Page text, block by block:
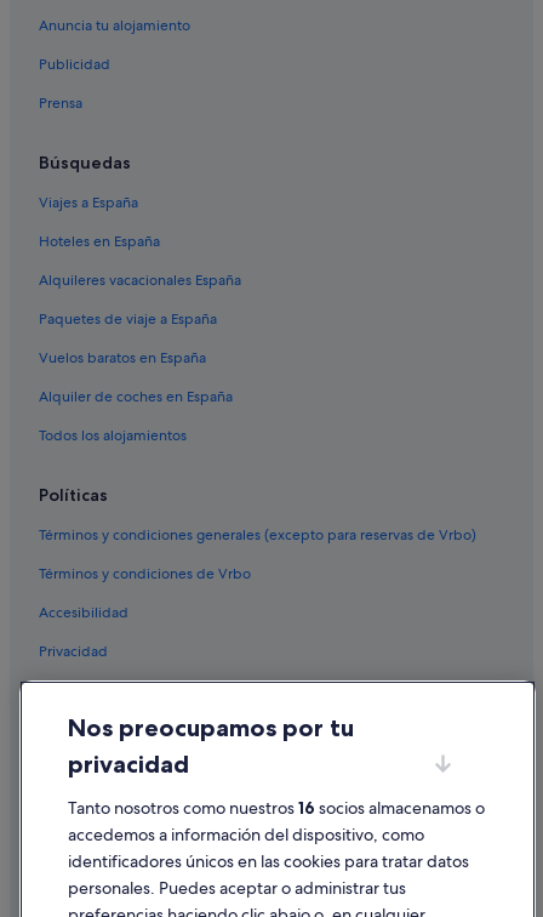
Anuncia tu alojamiento
Publicidad
Prensa
Búsquedas
Viajes a España
Hoteles en España
Alquileres vacacionales España
Paquetes de viaje a España
Vuelos baratos en España
Alquiler de coches en España
Todos los alojamientos
Políticas
Términos y condiciones generales (excepto para reservas de Vrbo)
Términos y condiciones de Vrbo
Accesibilidad
Privacidad
Cookies
Condiciones de uso
Información legal/contacto
Pautas sobre el contenido y cómo denunciar contenido
Ayuda
Nos preocupamos por tu
privacidad
Tanto nosotros como nuestros16 socios almacenamos o
accedemos a información del dispositivo, como
identificadores únicos en las cookies para tratar datos
personales. Puedes aceptar o administrar tus